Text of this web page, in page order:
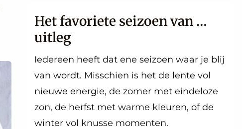
Het favoriete seizoen van …
uitleg
Iedereen heeft dat ene seizoen waar je blij
van wordt. Misschien is het de lente vol
nieuwe energie, de zomer met eindeloze
zon, de herfst met warme kleuren, of de
winter vol knusse momenten.